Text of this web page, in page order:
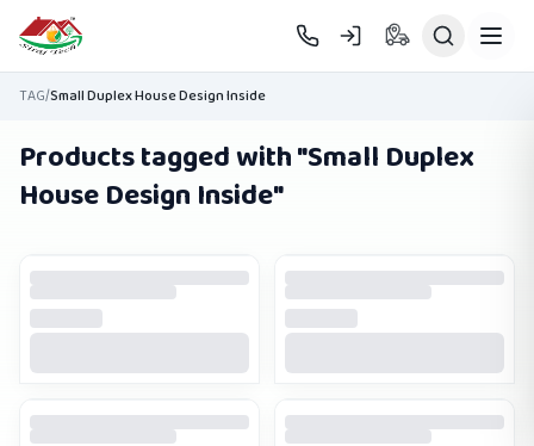
Skip to main content
TAG/Small Duplex House Design Inside
Products tagged with "Small Duplex
House Design Inside"